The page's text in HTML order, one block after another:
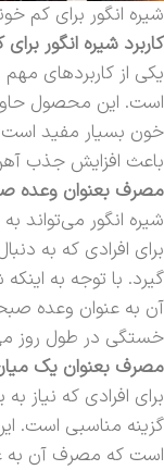
شیره انگور برای کم
کاربرد شیره انگور
یکی از کاربردهای
است. این محصول
باعث افزایش جذب
مصرف بعنوان وعده
شیره انگور می‌تواند
برای افرادی که به
گیرد. با توجه به
آن به عنوان وعده
خستگی در طول روز
مصرف بعنوان یک
برای افرادی که نیاز
گزینه مناسبی است.
است که مصرف آن به